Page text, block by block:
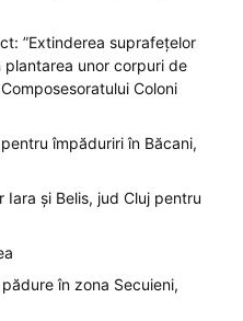
”Extinderea suprafețelor
unor corpuri de
Coloni
împăduriri în Băcani,
și Belis, jud Cluj pentru
în zona Secuieni,